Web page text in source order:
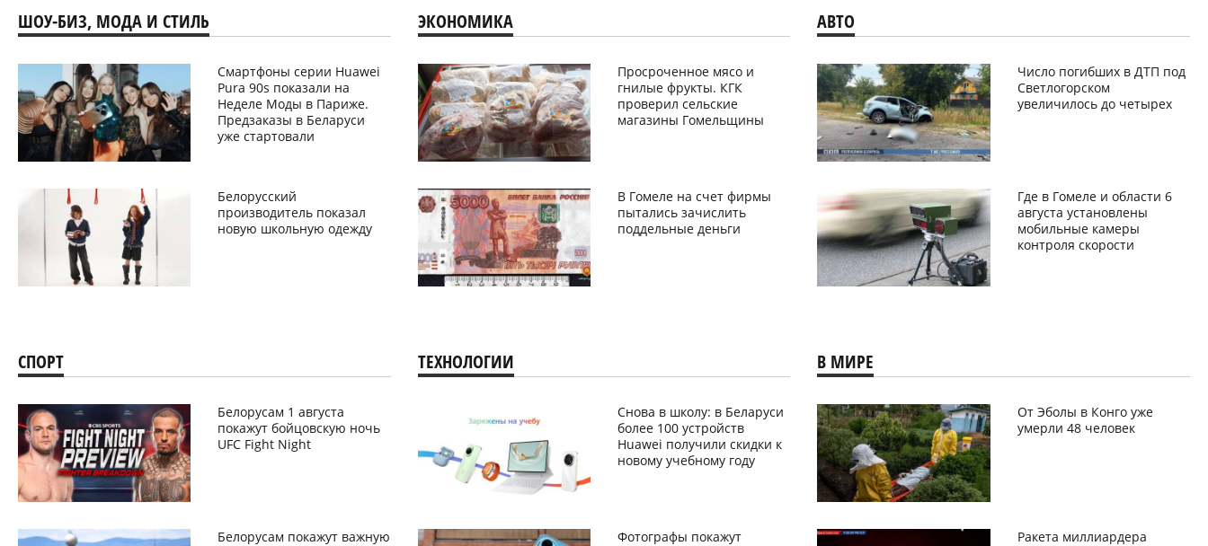
ШОУ-БИЗ, МОДА И СТИЛЬ
Смартфоны серии Huawei
Pura 90s показали на
Неделе Моды в Париже.
Предзаказы в Беларуси
уже стартовали
Белорусский
производитель показал
новую школьную одежду
ЭКОНОМИКА
Просроченное мясо и
гнилые фрукты. КГК
проверил сельские
магазины Гомельщины
В Гомеле на счет фирмы
пытались зачислить
поддельные деньги
АВТО
Число погибших в ДТП под
Светлогорском
увеличилось до четырех
Где в Гомеле и области 6
августа установлены
мобильные камеры
контроля скорости
СПОРТ
Белорусам 1 августа
покажут бойцовскую ночь
UFC Fight Night
Белорусам покажут важную
ТЕХНОЛОГИИ
Снова в школу: в Беларуси
более 100 устройств
Huawei получили скидки к
новому учебному году
Фотографы покажут
В МИРЕ
От Эболы в Конго уже
умерли 48 человек
Ракета миллиардера